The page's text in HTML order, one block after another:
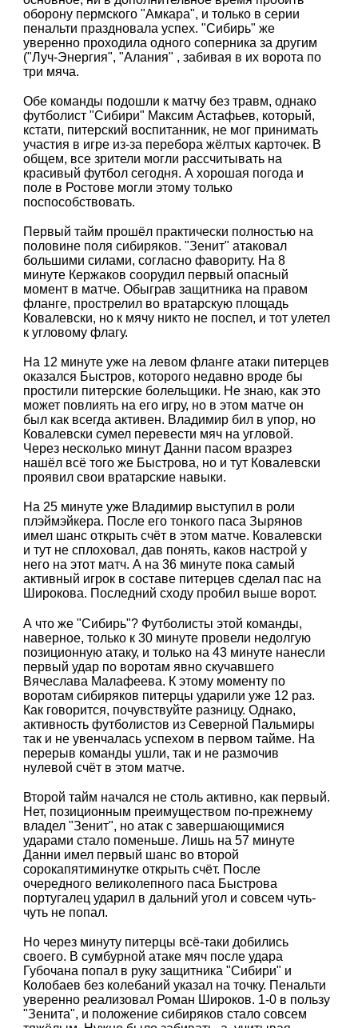
оборону пермского "Амкара", и только в серии
пенальти праздновала успех. "Сибирь" же
уверенно проходила одного соперника за другим
("Луч-Энергия", "Алания" , забивая в их ворота по
три мяча.
Обе команды подошли к матчу без травм, однако
футболист "Сибири" Максим Астафьев, который,
кстати, питерский воспитанник, не мог принимать
участия в игре из-за перебора жёлтых карточек. В
общем, все зрители могли рассчитывать на
красивый футбол сегодня. А хорошая погода и
поле в Ростове могли этому только
поспособствовать.
Первый тайм прошёл практически полностью на
половине поля сибиряков. "Зенит" атаковал
большими силами, согласно фавориту. На 8
минуте Кержаков соорудил первый опасный
момент в матче. Обыграв защитника на правом
фланге, прострелил во вратарскую площадь
Ковалевски, но к мячу никто не поспел, и тот улетел
к угловому флагу.
На 12 минуте уже на левом фланге атаки питерцев
оказался Быстров, которого недавно вроде бы
простили питерские болельщики. Не знаю, как это
может повлиять на его игру, но в этом матче он
был как всегда активен. Владимир бил в упор, но
Ковалевски сумел перевести мяч на угловой.
Через несколько минут Данни пасом вразрез
нашёл всё того же Быстрова, но и тут Ковалевски
проявил свои вратарские навыки.
На 25 минуте уже Владимир выступил в роли
плэймэйкера. После его тонкого паса Зырянов
имел шанс открыть счёт в этом матче. Ковалевски
и тут не сплоховал, дав понять, каков настрой у
него на этот матч. А на 36 минуте пока самый
активный игрок в составе питерцев сделал пас на
Широкова. Последний сходу пробил выше ворот.
А что же "Сибирь"? Футболисты этой команды,
наверное, только к 30 минуте провели недолгую
позиционную атаку, и только на 43 минуте нанесли
первый удар по воротам явно скучавшего
Вячеслава Малафеева. К этому моменту по
воротам сибиряков питерцы ударили уже 12 раз.
Как говорится, почувствуйте разницу. Однако,
активность футболистов из Северной Пальмиры
так и не увенчалась успехом в первом тайме. На
перерыв команды ушли, так и не размочив
нулевой счёт в этом матче.
Второй тайм начался не столь активно, как первый.
Нет, позиционным преимуществом по-прежнему
владел "Зенит", но атак с завершающимися
ударами стало поменьше. Лишь на 57 минуте
Данни имел первый шанс во второй
сорокапятиминутке открыть счёт. После
очередного великолепного паса Быстрова
португалец ударил в дальний угол и совсем чуть-
чуть не попал.
Но через минуту питерцы всё-таки добились
своего. В сумбурной атаке мяч после удара
Губочана попал в руку защитника "Сибири" и
Колобаев без колебаний указал на точку. Пенальти
уверенно реализовал Роман Широков. 1-0 в пользу
"Зенита", и положение сибиряков стало совсем